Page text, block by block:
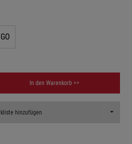
In den Warenkorb >>
hinzufügen Toggle